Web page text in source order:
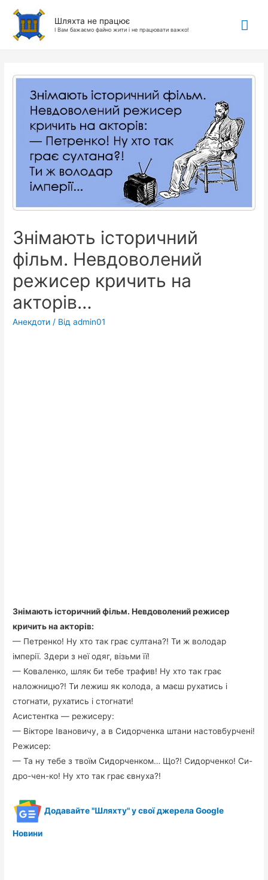
Шляхта не працює
І Вам бажаємо файно жити і не працювати важко!
Знімають історичний
фільм. Невдоволений
режисер кричить на
акторів…
Анекдоти / Відadmin01
Знімають історичний фільм. Невдоволений режисер
кричить на акторів:
— Петренко! Ну хто так грає султана?! Ти ж володар
імперії. Здери з неї одяг, візьми її!
— Коваленко, шляк би тебе трафив! Ну хто так грає
наложницю?! Ти лежиш як колода, а маєш рухатись і
стогнати, рухатись і стогнати!
Асистентка — режисеру:
— Вікторе Івановичу, а в Сидорченка штани настовбурчені!
Режисер:
— Та ну тебе з твоїм Сидорченком… Що?! Сидорченко! Си-
дро-чен-ко! Ну хто так грає євнуха?!
Додавайте "Шляхту" у свої джерела Google
Новини